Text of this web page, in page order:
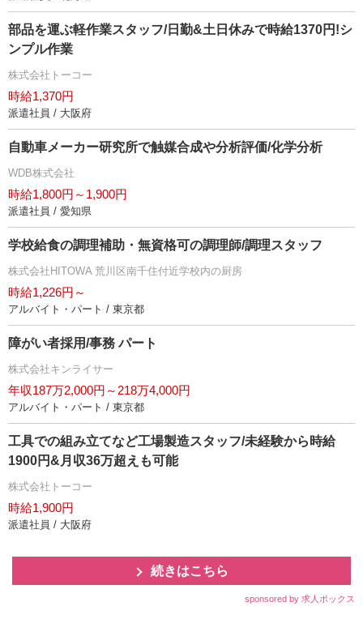
部品を運ぶ軽作業スタッフ/日勤&土日休みで時給1370円!シ
ンプル作業
株式会社トーコー
時給1,370円
派遣社員 / 大阪府
自動車メーカー研究所で触媒合成や分析評価/化学分析
WDB株式会社
時給1,800円～1,900円
派遣社員 / 愛知県
学校給食の調理補助・無資格可の調理師/調理スタッフ
株式会社HITOWA 荒川区南千住付近学校内の厨房
時給1,226円～
アルバイト・パート / 東京都
障がい者採用/事務 パート
株式会社キンライサー
年収187万2,000円～218万4,000円
アルバイト・パート / 東京都
工具での組み立てなど工場製造スタッフ/未経験から時給
1900円&月収36万超えも可能
株式会社トーコー
時給1,900円
派遣社員 / 大阪府
続きはこちら
sponsored by 求人ボックス